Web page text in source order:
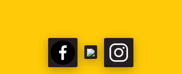
FACEBOOKTIKTOK